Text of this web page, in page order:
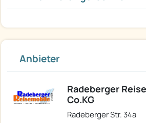
Anbieter
Radeberger
Co.KG
Radeberger Str. 34a